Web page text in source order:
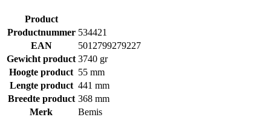
Product
Productnummer 534421
EAN
5012799279227
Gewicht product 3740 gr
Hoogte product 55 mm
Lengte product 441 mm
Breedte product 368 mm
Merk
Bemis